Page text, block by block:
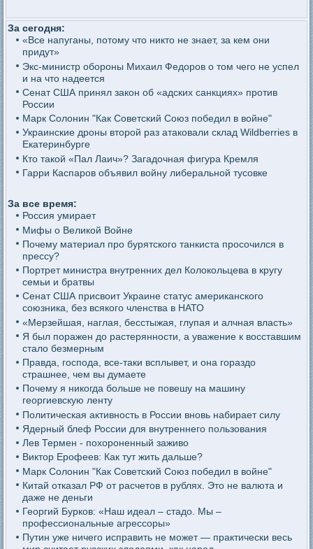
За сегодня:
«Все напуганы, потому что никто не знает, за кем они
придут»
Экс-министр обороны Михаил Федоров о том чего не успел
и на что надеется
Сенат США принял закон об «адских санкциях» против
России
Марк Солонин "Как Советский Союз победил в войне"
Украинские дроны второй раз атаковали склад Wildberries в
Екатеринбурге
Кто такой «Пал Лаич»? Загадочная фигура Кремля
Гарри Каспаров объявил войну либеральной тусовке
За все время:
Россия умирает
Мифы о Великой Войне
Почему материал про бурятского танкиста просочился в
прессу?
Портрет министра внутренних дел Колокольцева в кругу
семьи и братвы
Сенат США присвоит Украине статус американского
союзника, без всякого членства в НАТО
«Мерзейшая, наглая, бесстыжая, глупая и алчная власть»
Я был поражен до растерянности, а уважение к восставшим
стало безмерным
Правда, господа, все-таки всплывет, и она гораздо
страшнее, чем вы думаете
Почему я никогда больше не повешу на машину
георгиевскую ленту
Политическая активность в России вновь набирает силу
Ядерный блеф России для внутреннего пользования
Лев Термен - похороненный заживо
Виктор Ерофеев: Как тут жить дальше?
Марк Солонин "Как Советский Союз победил в войне"
Китай отказал РФ от расчетов в рублях. Это не валюта и
даже не деньги
Георгий Бурков: «Наш идеал – стадо. Мы –
профессиональные агрессоры»
Путин уже ничего исправить не может — практически весь